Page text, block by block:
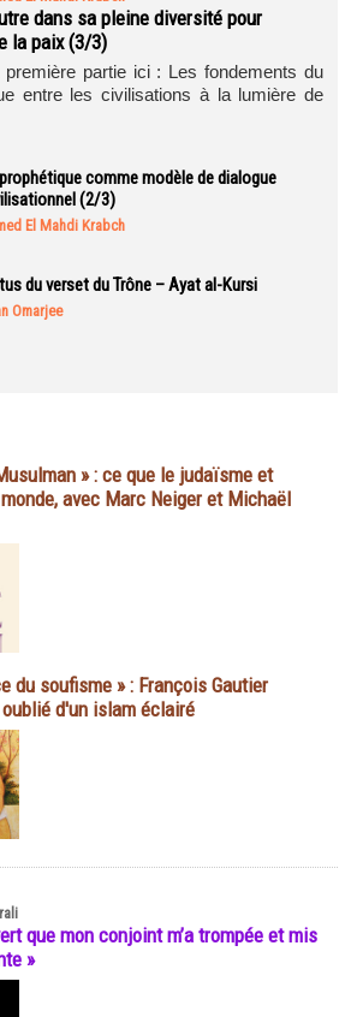
dans sa pleine diversité pour
la paix (3/3)
première partie ici : Les fondements du
entre les civilisations à la lumière de
comme modèle de dialogue
(2/3)
El Mahdi Krabch
du verset du Trône – Ayat al-Kursi
Omarjee
» : ce que le judaïsme et
avec Marc Neiger et Michaël
du soufisme » : François Gautier
d'un islam éclairé
que mon conjoint m’a trompée et mis
»